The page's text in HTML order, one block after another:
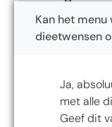
Kan het
dieetwensen
Ja,
met alle
Geef dit